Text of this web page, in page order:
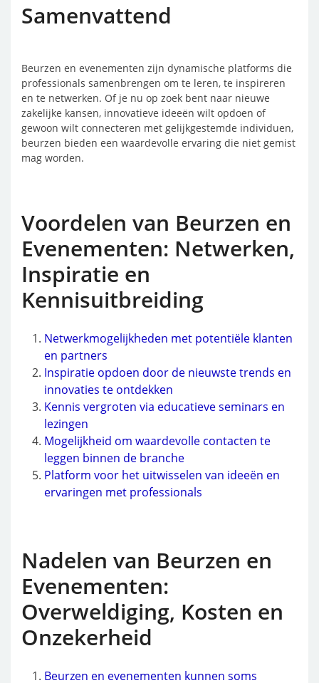
Samenvattend
Beurzen en evenementen zijn dynamische platforms die
professionals samenbrengen om te leren, te inspireren
en te netwerken. Of je nu op zoek bent naar nieuwe
zakelijke kansen, innovatieve ideeën wilt opdoen of
gewoon wilt connecteren met gelijkgestemde individuen,
beurzen bieden een waardevolle ervaring die niet gemist
mag worden.
Voordelen van Beurzen en
Evenementen: Netwerken,
Inspiratie en
Kennisuitbreiding
Netwerkmogelijkheden met potentiële klanten
en partners
Inspiratie opdoen door de nieuwste trends en
innovaties te ontdekken
Kennis vergroten via educatieve seminars en
lezingen
Mogelijkheid om waardevolle contacten te
leggen binnen de branche
Platform voor het uitwisselen van ideeën en
ervaringen met professionals
Nadelen van Beurzen en
Evenementen:
Overweldiging, Kosten en
Onzekerheid
Beurzen en evenementen kunnen soms